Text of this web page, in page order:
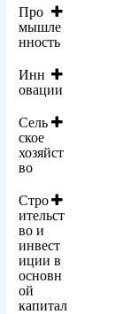
Про
мышле
нность
Инн
овации
Сель
ское
хозяйст
во
Стро
ительст
во и
инвест
иции в
основн
ой
капитал